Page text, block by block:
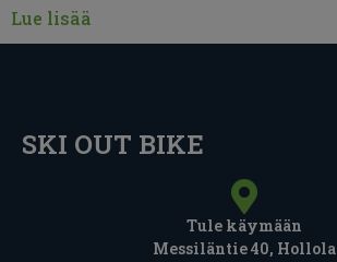
Lue lisää
SKI OUT BIKE
Tule käymään
Messiläntie 40, Hollola